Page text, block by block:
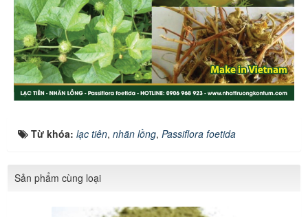
Từ khóa: lạc tiên, nhãn lồng, Passiflora foetida
Sản phẩm cùng loại